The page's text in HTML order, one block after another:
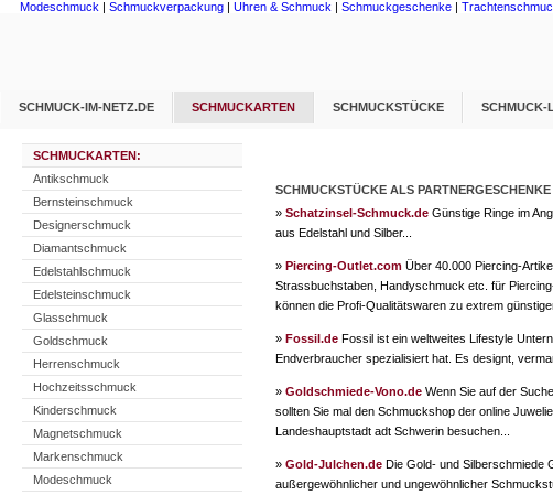
Modeschmuck | Schmuckverpackung | Uhren & Schmuck | Schmuckgeschenke |
SCHMUCK-IM-NETZ.DE SCHMUCKARTEN SCHMUCKSTÜCKE SCHMUCK-
SCHMUCKARTEN:
Antikschmuck
Bernsteinschmuck
Designerschmuck
Diamantschmuck
Edelstahlschmuck
Edelsteinschmuck
Glasschmuck
Goldschmuck
Herrenschmuck
Hochzeitsschmuck
Kinderschmuck
Magnetschmuck
Markenschmuck
Modeschmuck
SCHMUCKSTÜCKE ALS PARTNERGESCHENKE
» Schatzinsel-Schmuck.de Günstige Ringe im
aus Edelstahl und Silber...
» Piercing-Outlet.com Über 40.000 Piercing-
Strassbuchstaben, Handyschmuck etc. für
können die Profi-Qualitätswaren zu extrem
» Fossil.de Fossil ist ein weltweites Lifestyle
Endverbraucher spezialisiert hat. Es designt,
» Goldschmiede-Vono.de Wenn Sie auf der
sollten Sie mal den Schmuckshop der online
Landeshauptstadt adt Schwerin besuchen...
» Gold-Julchen.de Die Gold- und Silberschmiede
außergewöhnlicher und ungewöhnlicher